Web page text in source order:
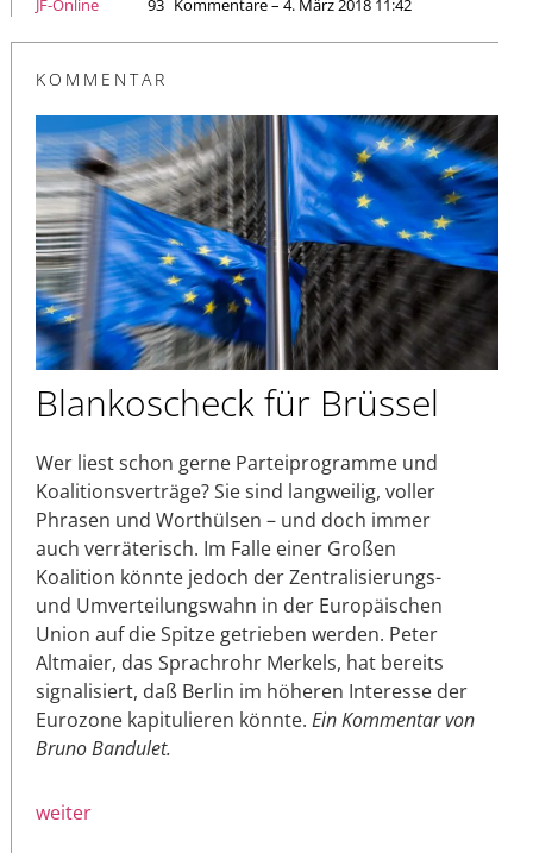
JF-Online 93 Kommentare – 4. März 2018 11:42
KOMMENTAR
Blankoscheck für Brüssel
Wer liest schon gerne Parteiprogramme und
Koalitionsverträge? Sie sind langweilig, voller
Phrasen und Worthülsen – und doch immer
auch verräterisch. Im Falle einer Großen
Koalition könnte jedoch der Zentralisierungs-
und Umverteilungswahn in der Europäischen
Union auf die Spitze getrieben werden. Peter
Altmaier, das Sprachrohr Merkels, hat bereits
signalisiert, daß Berlin im höheren Interesse der
Eurozone kapitulieren könnte. Ein Kommentar von
Bruno Bandulet.
weiter